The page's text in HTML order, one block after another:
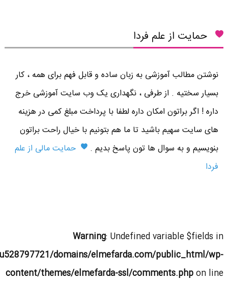
حمایت از علم فردا
نوشتن مطالب آموزشی به زبان ساده و قابل فهم برای همه ، کار
بسیار سختیه . از طرفی ، نگهداری یک وب سایت آموزشی خرج
داره ! اگر براتون امکان داره لطفا با پرداخت مبلغ کمی در هزینه
های سایت سهیم باشید تا ما هم بتونیم با خیال راحت براتون
بنویسیم و به سوال ها تون پاسخ بدیم .
حمایت مالی از علم
فردا
Warning: Undefined variable $fields in
domains/elmefarda.com/public_html/wp-
content/themes/elmefarda-ssl/comments.phpon line